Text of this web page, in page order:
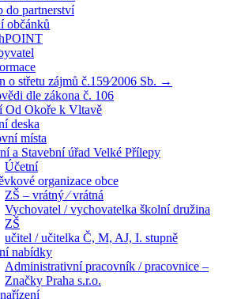
do partnerství
občánků
o střetu zájmů č.159⁄2006 Sb. →
dle zákona č. 106
Od Okoře k Vltavě
deska
místa
a Stavební úřad Velké Přílepy
Účetní
organizace obce
ZŠ – vrátný ⁄ vrátná
Vychovatel / vychovatelka školní družina
ZŠ
učitel / učitelka Č, M, AJ, I. stupně
nabídky
Administrativní pracovník / pracovnice –
Značky Praha s.r.o.